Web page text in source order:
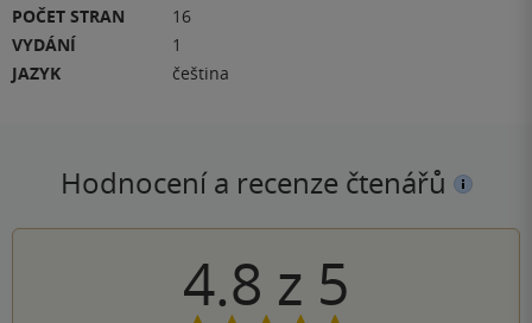
POČET STRAN
16
VYDÁNÍ
1
JAZYK
čeština
Hodnocení a recenze čtenářů
4.8 z 5